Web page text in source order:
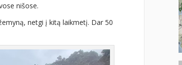
nišose.
netgi į kitą laikmetį. Dar 50